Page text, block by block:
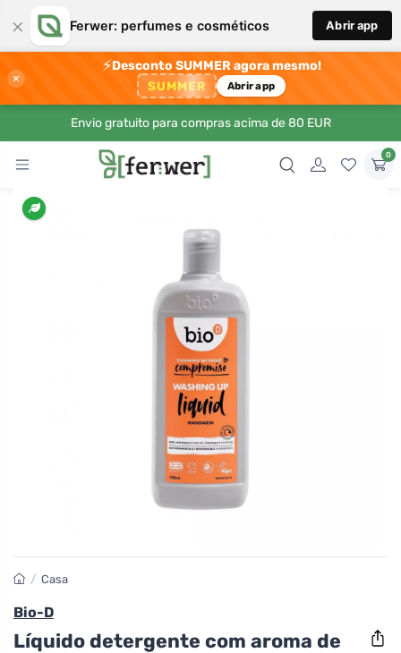
× Ferwer: perfumes e cosméticos Abrir app
×
⚡Desconto SUMMER agora mesmo!
SUMMER Abrir app
Envio gratuito para compras acima de 80 EUR
0
/ Casa
Bio-D
Líquido detergente com aroma de